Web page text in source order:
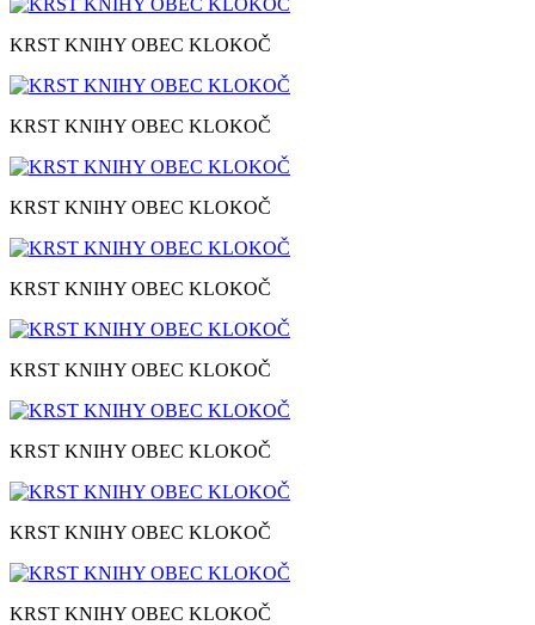
KRST KNIHY OBEC KLOKOČ
KRST KNIHY OBEC KLOKOČ
KRST KNIHY OBEC KLOKOČ
KRST KNIHY OBEC KLOKOČ
KRST KNIHY OBEC KLOKOČ
KRST KNIHY OBEC KLOKOČ
KRST KNIHY OBEC KLOKOČ
KRST KNIHY OBEC KLOKOČ